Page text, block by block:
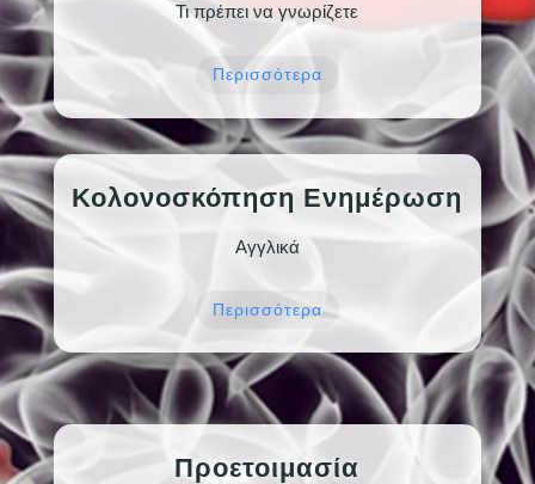
Τι πρέπει να γνωρίζετε
Περισσότερα
Κολονοσκόπηση Ενημέρωση
Αγγλικά
Περισσότερα
Προετοιμασία